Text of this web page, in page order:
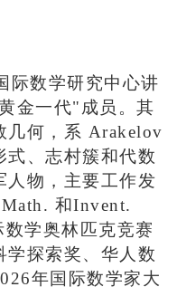
际数学研究中心讲
金一代"成员。其
几何，系 Arakelov
式、志村簇和代数
人物，主要工作发
和Invent.
学奥林匹克竞赛
学探索奖、华人数
年国际数学家大